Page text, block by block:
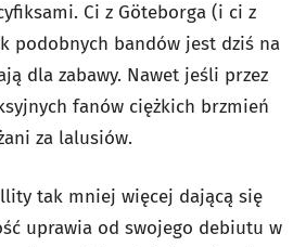
Ci z Göteborga (i ci z
podobnych bandów jest dziś na
dla zabawy. Nawet jeśli przez
fanów ciężkich brzmień
za lalusiów.
tak mniej więcej dającą się
uprawia od swojego debiutu w